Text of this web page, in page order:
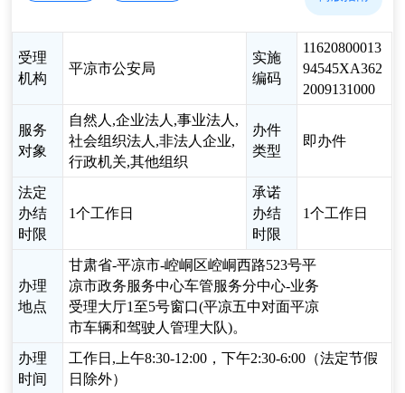
受理
机构
平凉市公安局
实施
编码
11620800013
94545XA362
2009131000
服务
对象
自然人,企业法人,事业法人,
社会组织法人,非法人企业,
行政机关,其他组织
办件
类型
即办件
法定
办结
时限
1个工作日
承诺
办结
时限
1个工作日
办理
地点
甘肃省-平凉市-崆峒区崆峒西路523号平
凉市政务服务中心车管服务分中心-业务
受理大厅1至5号窗口(平凉五中对面平凉
市车辆和驾驶人管理大队)。
办理
时间
工作日,上午8:30-12:00，下午2:30-6:00（法定节假
日除外）